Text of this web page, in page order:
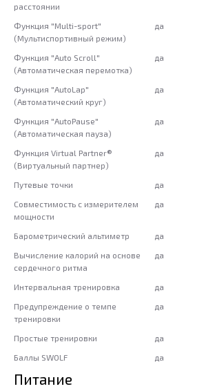
расстоянии
Функция "Multi-sport"
(Мультиспортивный режим)
да
Функция "Auto Scroll"
(Автоматическая перемотка)
да
Функция "AutoLap"
(Автоматический круг)
да
Функция "AutoPause"
(Автоматическая пауза)
да
Функция Virtual Partner®
(Виртуальный партнер)
да
Путевые точки
да
Совместимость с измерителем
мощности
да
Барометрический альтиметр
да
Вычисление калорий на основе
сердечного ритма
да
Интервальная тренировка
да
Предупреждение о темпе
тренировки
да
Простые тренировки
да
Баллы SWOLF
да
Питание